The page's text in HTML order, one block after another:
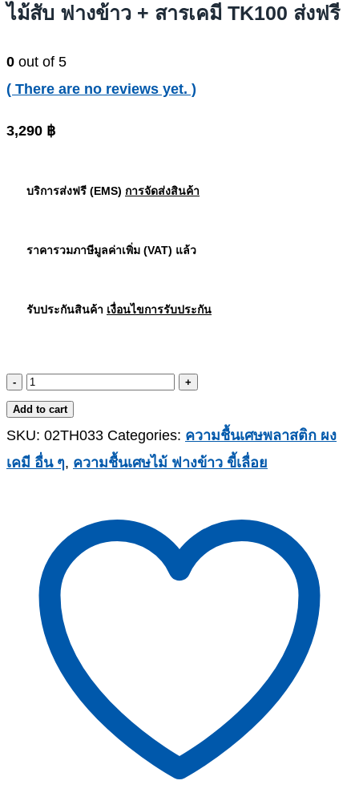
ไม้สับ ฟางข้าว + สารเคมี TK100 ส่งฟรี
0 out of 5
( There are no reviews yet. )
3,290 ฿
บริการส่งฟรี (EMS) การจัดส่งสินค้า
ราคารวมภาษีมูลค่าเพิ่ม (VAT) แล้ว
รับประกันสินค้า เงื่อนไขการรับประกัน
- +
Add to cart
SKU: 02TH033 Categories: ความชื้นเศษพลาสติก ผง
เคมี อื่น ๆ, ความชื้นเศษไม้ ฟางข้าว ขี้เลื่อย